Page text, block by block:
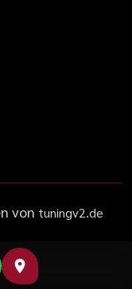
von tuningv2.de